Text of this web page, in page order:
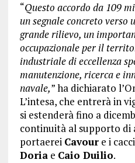
“Questo accordo da 109
un segnale concreto verso
grande rilievo, un
occupazionale per il
industriale di eccellenza
manutenzione, ricerca e
navale,” ha dichiarato
L’intesa, che entrerà in
si estenderà fino a
continuità al supporto di
portaerei Cavoure i
Doriae Caio Duilio.